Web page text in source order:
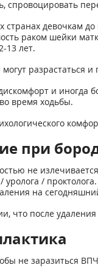
спровоцировать
странах девочкам
раком шейки
13 лет.
разрастаться
и иногда
время ходьбы.
при
не
/ уролога /
на
что после
не заразиться